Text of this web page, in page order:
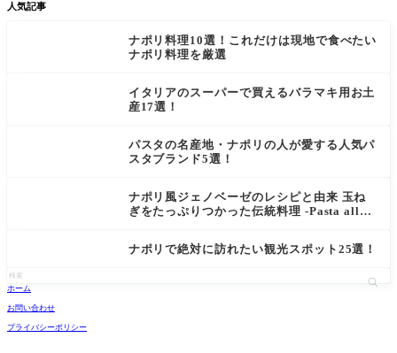
人気記事
ナポリ料理10選！これだけは現地で食べたい
ナポリ料理を厳選
イタリアのスーパーで買えるバラマキ用お土
産17選！
パスタの名産地・ナポリの人が愛する人気パ
スタブランド5選！
ナポリ風ジェノベーゼのレシピと由来 玉ね
ぎをたっぷりつかった伝統料理 -Pasta alla
ナポリで絶対に訪れたい観光スポット25選！
ホーム
お問い合わせ
プライバシーポリシー